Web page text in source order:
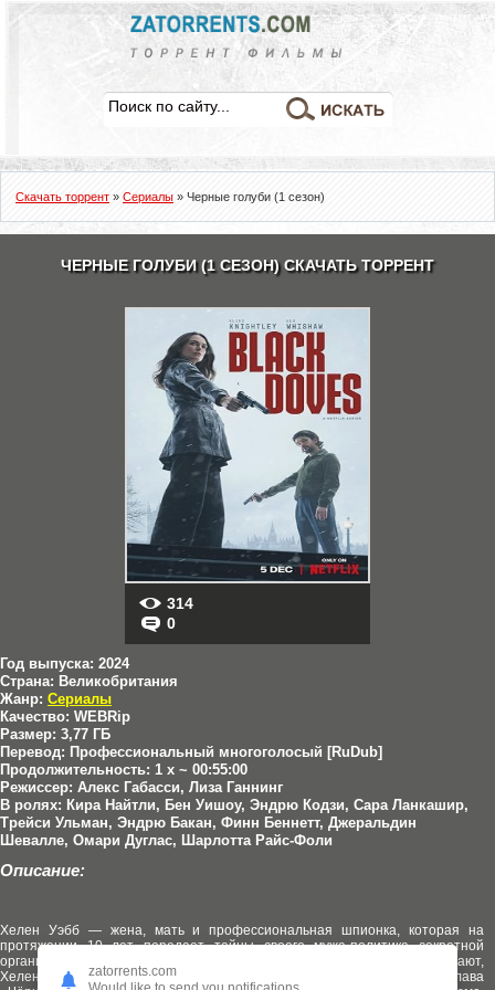
Скачать торрент » Сериалы » Черные голуби (1 сезон)
ЧЕРНЫЕ ГОЛУБИ (1 СЕЗОН) СКАЧАТЬ ТОРРЕНТ
314
0
Год выпуска: 2024
Страна: Великобритания
Жанр: Сериалы
Качество: WEBRip
Размер: 3,77 ГБ
Перевод: Профессиональный многоголосый [RuDub]
Продолжительность: 1 x ~ 00:55:00
Режиссер: Алекс Габасси, Лиза Ганнинг
В ролях: Кира Найтли, Бен Уишоу, Эндрю Кодзи, Сара Ланкашир,
Трейси Ульман, Эндрю Бакан, Финн Беннетт, Джеральдин
Шевалле, Омари Дуглас, Шарлотта Райс-Фоли
Описание:
Хелен Уэбб — жена, мать и профессиональная шпионка, которая на
протяжении 10 лет передает тайны своего мужа-политика секретной
организации «Чёрные голуби». Когда её любовника Джейсона убивают,
Хелен тоже оказывается под прицелом. Для защиты своего агента глава
zatorrents.com